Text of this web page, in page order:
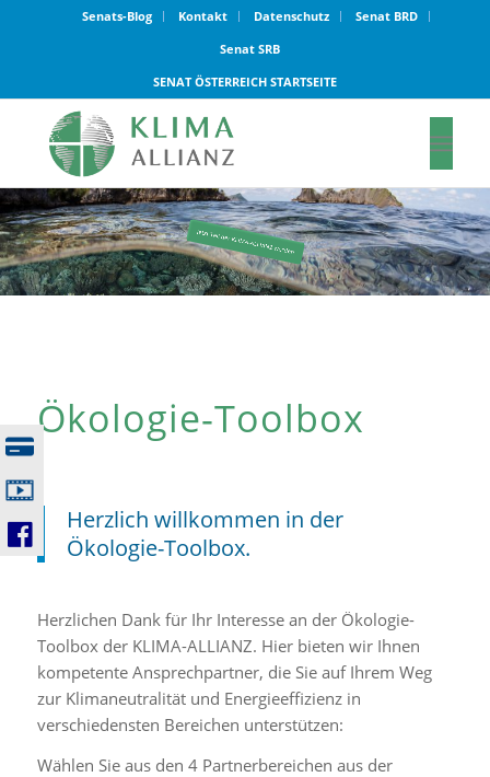
Senats-Blog Kontakt Datenschutz
Senat BRD
Senat SRB
SENAT ÖSTERREICH STARTSEITE
Ökologie-Toolbox
Herzlich willkommen in der
Ökologie-Toolbox.
Herzlichen Dank für Ihr Interesse an der Ökologie-
Toolbox der KLIMA-ALLIANZ. Hier bieten wir Ihnen
kompetente Ansprechpartner, die Sie auf Ihrem Weg
zur Klimaneutralität und Energieeffizienz in
verschiedensten Bereichen unterstützen:
Wählen Sie aus den 4 Partnerbereichen aus der